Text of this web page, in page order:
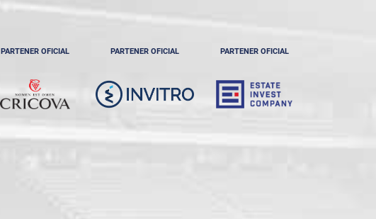
PARTENER OFICIAL PARTENER OFICIAL PARTENER OFICIAL